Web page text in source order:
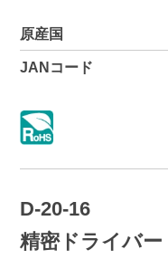
原産国
JANコード
D-20-16
精密ドライバー